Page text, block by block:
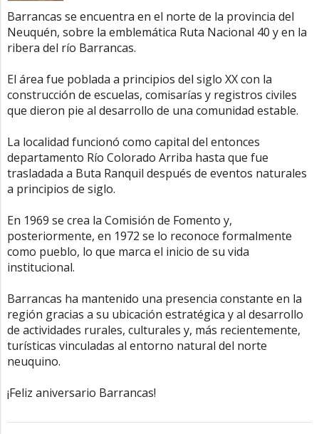
Barrancas se encuentra en el norte de la provincia del
Neuquén, sobre la emblemática Ruta Nacional 40 y en la
ribera del río Barrancas.
El área fue poblada a principios del siglo XX con la
construcción de escuelas, comisarías y registros civiles
que dieron pie al desarrollo de una comunidad estable.
La localidad funcionó como capital del entonces
departamento Río Colorado Arriba hasta que fue
trasladada a Buta Ranquil después de eventos naturales
a principios de siglo.
En 1969 se crea la Comisión de Fomento y,
posteriormente, en 1972 se lo reconoce formalmente
como pueblo, lo que marca el inicio de su vida
institucional.
Barrancas ha mantenido una presencia constante en la
región gracias a su ubicación estratégica y al desarrollo
de actividades rurales, culturales y, más recientemente,
turísticas vinculadas al entorno natural del norte
neuquino.
¡Feliz aniversario Barrancas!